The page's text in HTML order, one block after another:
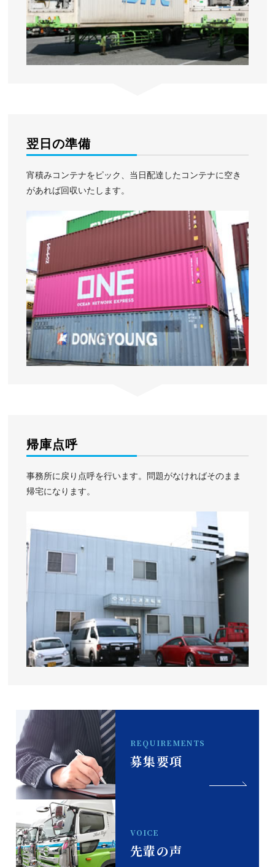
翌日の準備
宵積みコンテナをピック、当日配達したコンテナに空き
があれば回収いたします。
帰庫点呼
事務所に戻り点呼を行います。問題がなければそのまま
帰宅になります。
REQUIREMENTS
募集要項
VOICE
先輩の声